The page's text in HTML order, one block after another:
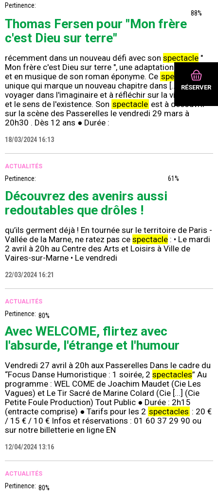
RÉSERVER
Pertinence:
88%
Thomas Fersen pour "Mon frère
c'est Dieu sur terre"
récemment dans un nouveau défi avec son spectacle "
Mon frère c'est Dieu sur terre ", une adaptation théâtrale
et en musique de son roman éponyme. Ce spectacle
unique qui marque un nouveau chapitre dans [...] à
voyager dans l'imaginaire et à réfléchir sur la vie, la mort
et le sens de l'existence. Son spectacle est à découvrir
sur la scène des Passerelles le vendredi 29 mars à
20h30 . Dès 12 ans ● Durée :
18/03/2024 16:13
ACTUALITÉS
Pertinence: 61%
Découvrez des avenirs aussi
redoutables que drôles !
qu’ils germent déjà ! En tournée sur le territoire de Paris -
Vallée de la Marne, ne ratez pas ce spectacle : • Le mardi
2 avril à 20h au Centre des Arts et Loisirs à Ville de
Vaires-sur-Marne • Le vendredi
22/03/2024 16:21
ACTUALITÉS
Pertinence: 80%
Avec WELCOME, flirtez avec
l'absurde, l'étrange et l'humour
Vendredi 27 avril à 20h aux Passerelles Dans le cadre du
“Focus Danse Humoristique : 1 soirée, 2 spectacles” Au
programme : WEL COME de Joachim Maudet (Cie Les
Vagues) et Le Tir Sacré de Marine Colard (Cie [...] (Cie
Petite Foule Production) Tout Public ● Durée : 2h15
(entracte comprise) ● Tarifs pour les 2 spectacles : 20 €
/ 15 € / 10 € Infos et réservations : 01 60 37 29 90 ou
sur notre billetterie en ligne EN
12/04/2024 13:16
ACTUALITÉS
Pertinence: 80%